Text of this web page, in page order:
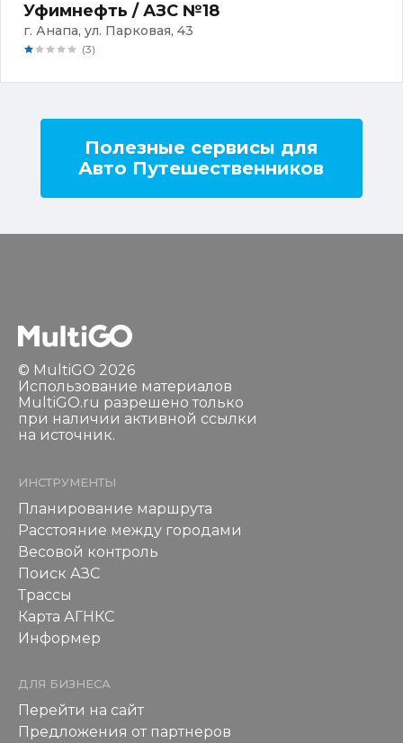
Уфимнефть / АЗС №18
г. Анапа, ул. Парковая, 43
(3)
Полезные сервисы для
Авто Путешественников
© MultiGO 2026
Использование материалов
MultiGO.ru разрешено только
при наличии активной ссылки
на источник.
ИНСТРУМЕНТЫ
Планирование маршрута
Расстояние между городами
Весовой контроль
Поиск АЗС
Трассы
Карта АГНКС
Информер
ДЛЯ БИЗНЕСА
Перейти на сайт
Предложения от партнеров